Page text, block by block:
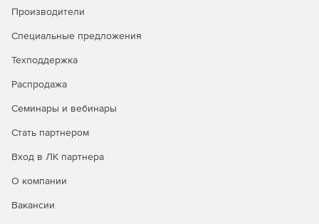
отслеживания изменяющихся данных. Ее можно
данных, которые можно читать из OPC, DDE, TCP или
автоматизированного источника данных. В продукте
другой новой функцией, Data Historian. Надо добавить
выполнит настройку архивного хранилища, чтобы
сохранить историю для этой конкретной точки
будет доступна история, которую можно внимательно
Производители
Специальные предложения
Техподдержка
Распродажа
Семинары и вебинары
Стать партнером
Вход в ЛК партнера
О компании
Вакансии